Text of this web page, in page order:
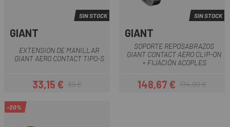
SIN STOCK
GIANT
EXTENSION DE MANILLAR
GIANT AERO CONTACT TIPO-S
Precio
33,15 €Precio regular
39 €
SIN STOCK
GIANT
SOPORTE REPOSABRAZOS
GIANT CONTACT AERO CLIP-ON
+ FIJACIÓN ACOPLES
Precio
148,67 €Precio regular
174,90 €
-20%